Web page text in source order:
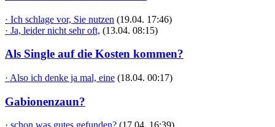
· Ich schlage vor, Sie nutzen (19.04. 17:46)
· Ja, leider nicht sehr oft, (13.04. 08:15)
Als Single auf die Kosten kommen?
· Also ich denke ja mal, eine (18.04. 00:17)
Gabionenzaun?